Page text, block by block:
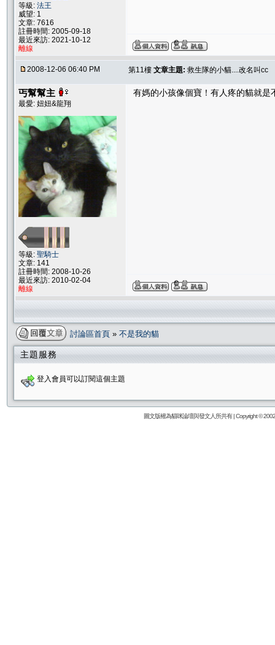
等級: 法王
威望: 1
文章: 7616
註冊時間: 2005-09-18
最近來訪: 2021-10-12
離線
2008-12-06 06:40 PM 第11樓 文章主題: 救生隊的小貓....改名叫cc
丐幫幫主
最愛: 妞妞&龍翔
等級: 聖騎士
文章: 141
註冊時間: 2008-10-26
最近來訪: 2010-02-04
離線
有媽的小孩像個寶！有人疼的貓就
討論區首頁 » 不是我的貓
主題服務
登入會員可以訂閱這個主題
圖文版權為貓咪論壇與發文人所共有 | Copyright ©